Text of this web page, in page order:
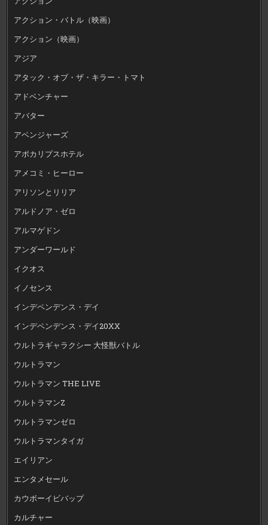
アクション・バトル（映画）
アクション（映画）
アジア
アタック・オブ・ザ・キラー・トマト
アドベンチャー
アバター
アベンジャーズ
アポカリプスホテル
アメコミ・ヒーロー
アリソンとリリア
アルドノア・ゼロ
アルマゲドン
アンダーワールド
イクオス
イノセンス
インデペンデンス・デイ
インデペンデンス・デイ20XX
ウルトラギャラクシー 大怪獣バトル
ウルトラマン
ウルトラマン THE LIVE
ウルトラマンZ
ウルトラマンゼロ
ウルトラマンタイガ
エイリアン
エンタメセール
カウボーイビバップ
カルチャー